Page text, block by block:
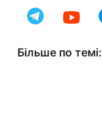
Більше по темі: